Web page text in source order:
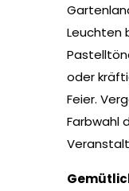
Leuchten
oder
Feier.
Farbwahl